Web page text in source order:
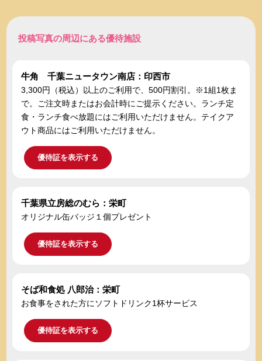
投稿写真の周辺にある優待施設
牛角 千葉ニュータウン南店：印西市
3,300円（税込）以上のご利用で、500円割引。※1組1枚ま
で。ご注文時またはお会計時にご提示ください。ランチ定
食・ランチ食べ放題にはご利用いただけません。テイクア
ウト商品にはご利用いただけません。
優待証を表示する
千葉県立房総のむら：栄町
オリジナル缶バッジ１個プレゼント
優待証を表示する
そば和食処 八郎治：栄町
お食事をされた方にソフトドリンク1杯サービス
優待証を表示する